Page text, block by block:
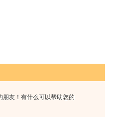
朋友！有什么可以帮助您的